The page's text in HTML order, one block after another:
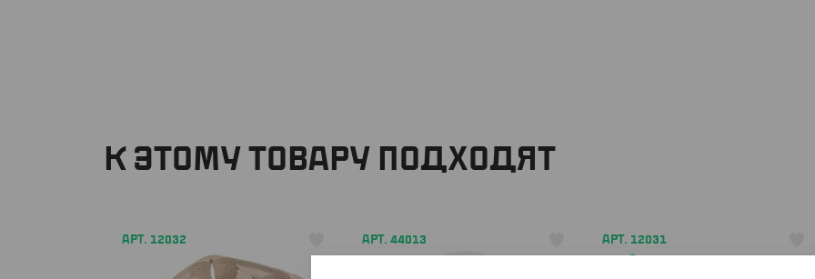
К ЭТОМУ ТОВАРУ ПОДХОДЯТ
АРТ. 12032 АРТ. 44013 АРТ. 12031